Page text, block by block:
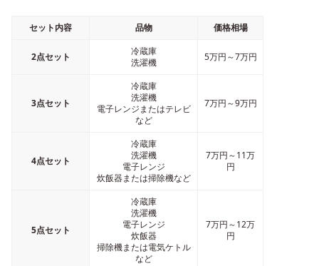
セット内容 品物 価格相場
2点セット
冷蔵庫
洗濯機
5万円～7万円
3点セット
冷蔵庫
洗濯機
電子レンジまたはテレビ
など
7万円～9万円
4点セット
冷蔵庫
洗濯機
電子レンジ
炊飯器または掃除機など
7万円～11万
円
5点セット
冷蔵庫
洗濯機
電子レンジ
炊飯器
掃除機または電気ケトル
など
7万円～12万
円